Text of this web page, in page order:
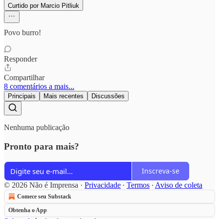
Curtido por Marcio Pitliuk
Povo burro!
Responder
Compartilhar
8 comentários a mais...
Principais Mais recentes Discussões
Nenhuma publicação
Pronto para mais?
Inscreva-se
© 2026 Não é Imprensa · Privacidade ∙ Termos ∙ Aviso de coleta
Comece seu Substack
Obtenha o App